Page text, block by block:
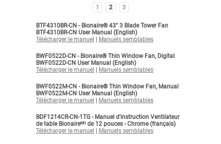
1 2 3
BTF4310BR-CN - Bionaire® 43" 3 Blade Tower Fan
BTF4310BR-CN User Manual (English)
Télécharger le manuel
Manuels semblables
BWF0522D-CN - Bionaire® Thin Window Fan, Digital
BWF0522D-CN User Manual (English)
Télécharger le manuel
Manuels semblables
BWF0522M-CN - Bionaire® Thin Window Fan, Manual
BWF0522M-CN User Manual (English)
Télécharger le manuel
Manuels semblables
BDF1214CR-CN-1TG - Manuel d'instruction Ventilateur
de table Bionaireᴹᴰ de 12 pouces - Chrome (français)
Télécharger le manuel
Manuels semblables